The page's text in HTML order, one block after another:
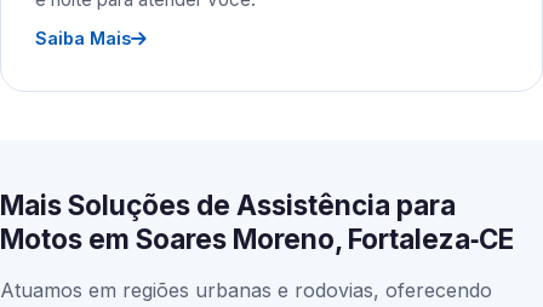
Saiba Mais
Mais Soluções de Assistência para
Motos em Soares Moreno, Fortaleza‑CE
Atuamos em regiões urbanas e rodovias, oferecendo